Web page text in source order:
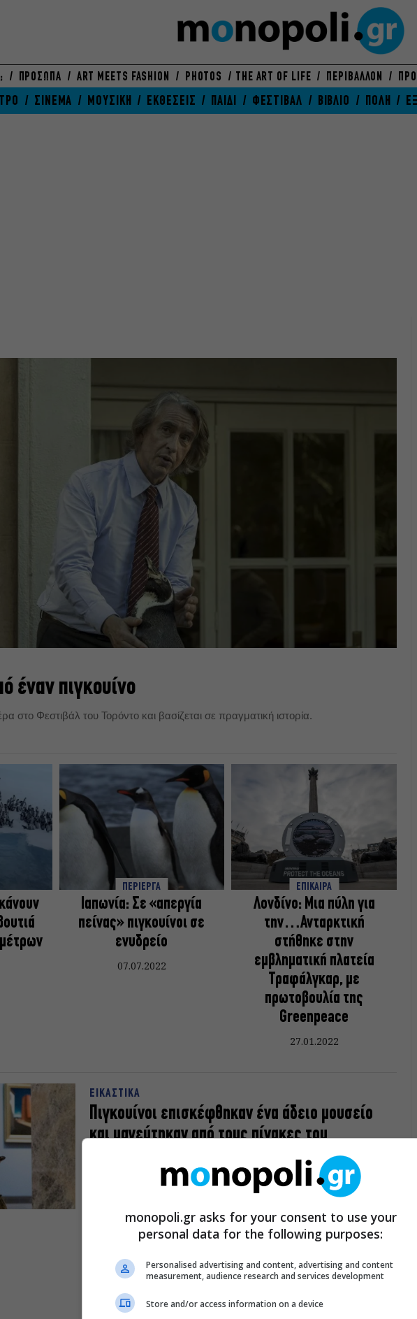
ΠΡΟΣΩΠΑ ART MEETS FASHION PHOTOS THE ART OF LIFE ΠΕΡΙΒΑΛΛΟΝ
ΣΙΝΕΜΑ ΜΟΥΣΙΚΗ ΕΚΘΕΣΕΙΣ ΠΑΙΔΙ ΦΕΣΤΙΒΑΛ ΒΙΒΛΙΟ ΠΟΛΗ
έναν πιγκουίνο
στο Φεστιβάλ του Τορόντο και βασίζεται σε πραγματική ιστορία.
ΠΕΡΙΕΡΓΑ
Ιαπωνία: Σε «απεργία
πείνας» πιγκουίνοι σε
ενυδρείο
07.07.2022
ΕΠΙΚΑΙΡΑ
Λονδίνο: Μια πύλη για
την…Ανταρκτική
στήθηκε στην
εμβληματική πλατεία
Τραφάλγκαρ, με
πρωτοβουλία της
Greenpeace
27.01.2022
ΕΙΚΑΣΤΙΚΑ
Πιγκουίνοι επισκέφθηκαν ένα άδειο μουσείο
και μαγεύτηκαν από τους πίνακες του
Ένας ζωολογικός κήπος στο Κάνσας πήγε βόλτα τρεις
πιγκουίνους στο άδειο Μουσείο Τέχνης Nelson-Atkins και δεν
23.05.2020monopoli.gr asks for your consent to use your
personal data for the following purposes:
Personalised advertising and content, advertising and content
measurement, audience research and services development
Store and/or access information on a device